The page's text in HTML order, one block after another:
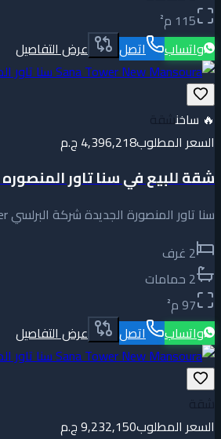
115 م²
واتساب
اتصل عرض التفاصيل
🔥 ساخنشقة
السعر المطلوب4,396,218 ج.م
شقة للبيع في سنا تاور
سنا تاور المنصورة الجديدة شركة البرلسي Sana Tower
2 غرف
2 حمامات
97 م²
واتساب
اتصل عرض التفاصيل
السعر المطلوب9,232,150 ج.م